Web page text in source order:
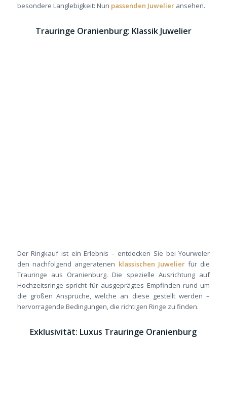
besondere Langlebigkeit: Nun passenden Juwelieransehen.
Trauringe Oranienburg: Klassik Juwelier
Der Ringkauf ist ein Erlebnis – entdecken Sie bei Yourweler
den nachfolgend angeratenen klassischen Juwelierfür die
Trauringe aus Oranienburg. Die spezielle Ausrichtung auf
Hochzeitsringe spricht für ausgeprägtes Empfinden rund um
die großen Ansprüche, welche an diese gestellt werden –
hervorragende Bedingungen, die richtigen Ringe zu finden.
Exklusivität: Luxus Trauringe Oranienburg